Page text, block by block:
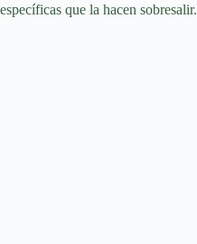
que la hacen sobresalir.